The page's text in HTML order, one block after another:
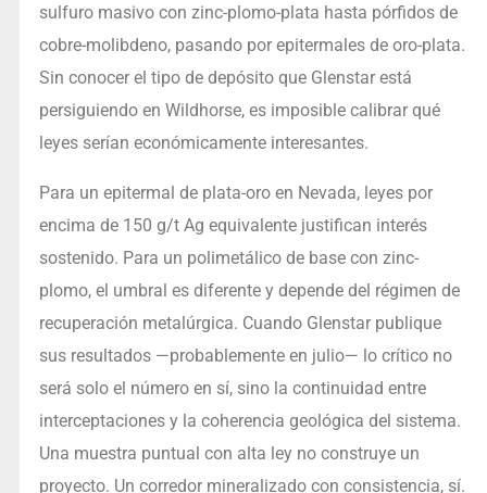
sulfuro masivo con zinc-plomo-plata hasta pórfidos de
cobre-molibdeno, pasando por epitermales de oro-plata.
Sin conocer el tipo de depósito que Glenstar está
persiguiendo en Wildhorse, es imposible calibrar qué
leyes serían económicamente interesantes.
Para un epitermal de plata-oro en Nevada, leyes por
encima de 150 g/t Ag equivalente justifican interés
sostenido. Para un polimetálico de base con zinc-
plomo, el umbral es diferente y depende del régimen de
recuperación metalúrgica. Cuando Glenstar publique
sus resultados —probablemente en julio— lo crítico no
será solo el número en sí, sino la continuidad entre
interceptaciones y la coherencia geológica del sistema.
Una muestra puntual con alta ley no construye un
proyecto. Un corredor mineralizado con consistencia, sí.